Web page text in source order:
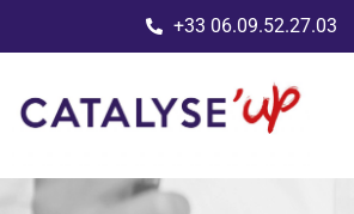
+33 06.09.52.27.03